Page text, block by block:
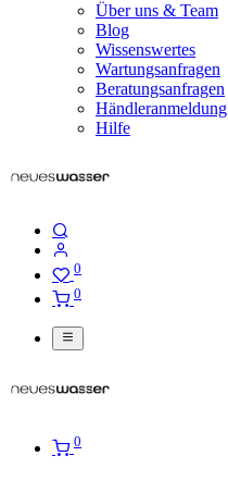
Über uns & Team
Blog
Wissenswertes
Wartungsanfragen
Beratungsanfragen
Händleranmeldung
Hilfe
0
0
0